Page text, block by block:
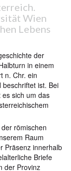
Wien
Lebens
der
in einem
n. Chr. ein
ist. Bei
sich um das
römischen
Raum
Präsenz innerhalb
Briefe
der Provinz